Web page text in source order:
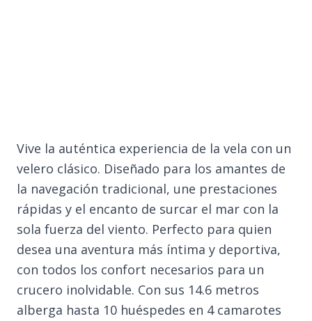
Vive la auténtica experiencia de la vela con un
velero clásico. Diseñado para los amantes de
la navegación tradicional, une prestaciones
rápidas y el encanto de surcar el mar con la
sola fuerza del viento. Perfecto para quien
desea una aventura más íntima y deportiva,
con todos los confort necesarios para un
crucero inolvidable. Con sus 14.6 metros
alberga hasta 10 huéspedes en 4 camarotes